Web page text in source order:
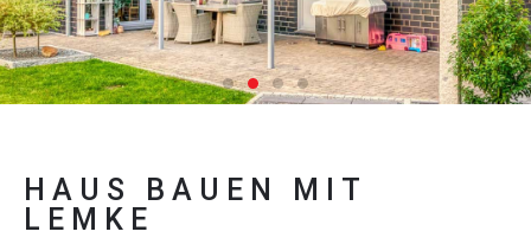
TRADITION
HAUS BAUEN MIT
LEMKE